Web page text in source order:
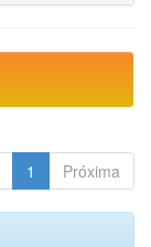
1 Próxima